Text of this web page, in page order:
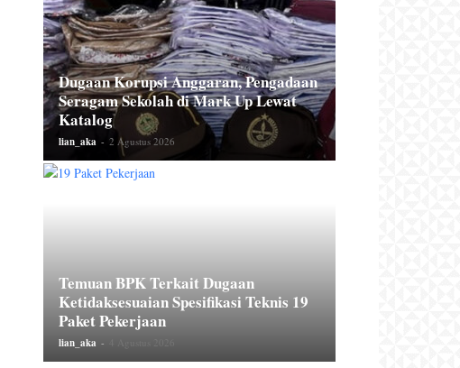
Dugaan Korupsi Anggaran, Pengadaan
Seragam Sekolah di Mark Up Lewat
Katalog
lian_aka - 2 Agustus 2026
Temuan BPK Terkait Dugaan
Ketidaksesuaian Spesifikasi Teknis 19
Paket Pekerjaan
lian_aka -